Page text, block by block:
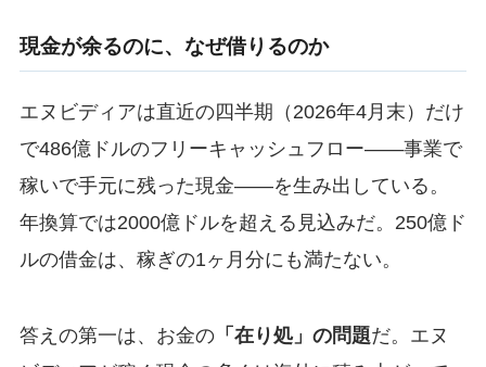
現金が余るのに、なぜ借りるのか
エヌビディアは直近の四半期（2026年4月末）だけ
で486億ドルのフリーキャッシュフロー——事業で
稼いで手元に残った現金——を生み出している。
年換算では2000億ドルを超える見込みだ。250億ド
ルの借金は、稼ぎの1ヶ月分にも満たない。
答えの第一は、お金の「在り処」の問題だ。エヌ